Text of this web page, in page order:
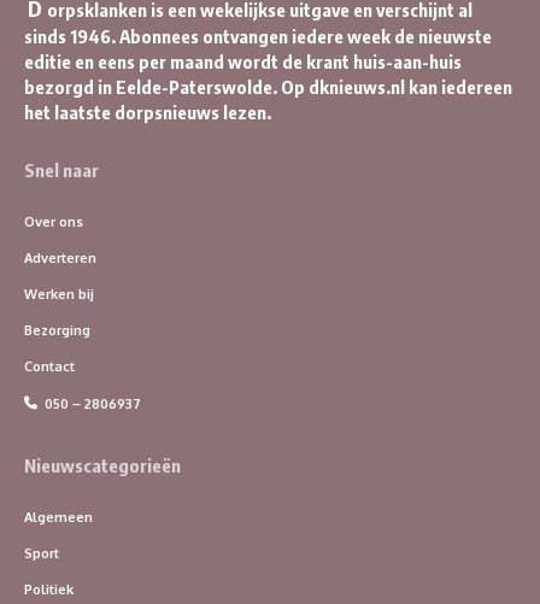
D orpsklanken is een wekelijkse uitgave en verschijnt al
sinds 1946. Abonnees ontvangen iedere week de nieuwste
editie en eens per maand wordt de krant huis-aan-huis
bezorgd in Eelde-Paterswolde. Op dknieuws.nl kan iedereen
het laatste dorpsnieuws lezen.
Snel naar
Over ons
Adverteren
Werken bij
Bezorging
Contact
050 – 2806937
Nieuwscategorieën
Algemeen
Sport
Politiek